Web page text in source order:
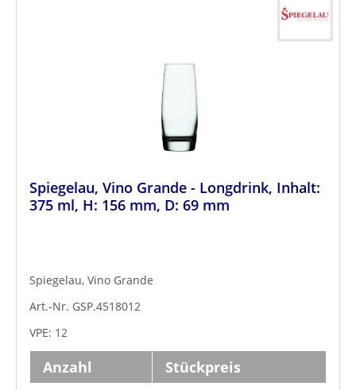
Spiegelau, Vino Grande - Longdrink, Inhalt:
375 ml, H: 156 mm, D: 69 mm
Spiegelau, Vino Grande
Art.-Nr. GSP.4518012
VPE: 12
Anzahl Stückpreis